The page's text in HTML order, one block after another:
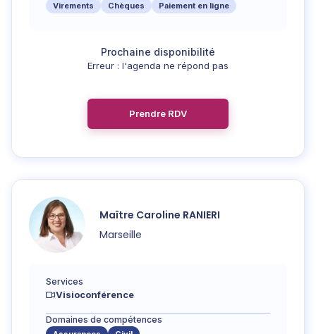
Virements Chèques Paiement en ligne
Erreur : l'agenda ne répond pas
Prendre RDV
Maître Caroline RANIERI
Marseille
Services
Visioconférence
Domaines de compétences